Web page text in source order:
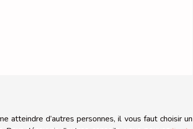
atteindre d’autres personnes, il vous faut choisir un